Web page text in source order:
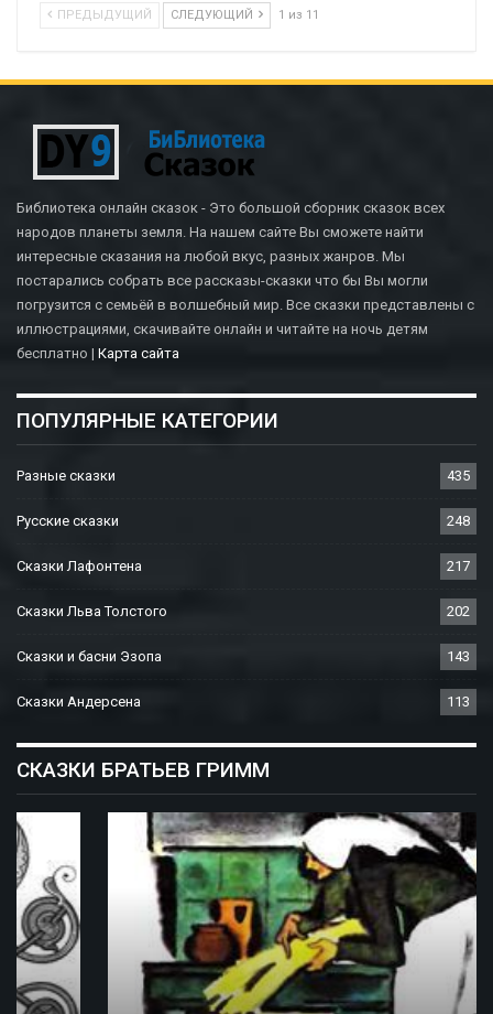
ПРЕДЫДУЩИЙ СЛЕДУЮЩИЙ 1 из 11
Библиотека онлайн сказок - Это большой сборник сказок всех
народов планеты земля. На нашем сайте Вы сможете найти
интересные сказания на любой вкус, разных жанров. Мы
постарались собрать все рассказы-сказки что бы Вы могли
погрузится с семьёй в волшебный мир. Все сказки представлены с
иллюстрациями, скачивайте онлайн и читайте на ночь детям
бесплатно | Карта сайта
ПОПУЛЯРНЫЕ КАТЕГОРИИ
Разные сказки 435
Русские сказки 248
Сказки Лафонтена 217
Сказки Льва Толстого 202
Сказки и басни Эзопа 143
Сказки Андерсена 113
СКАЗКИ БРАТЬЕВ ГРИММ